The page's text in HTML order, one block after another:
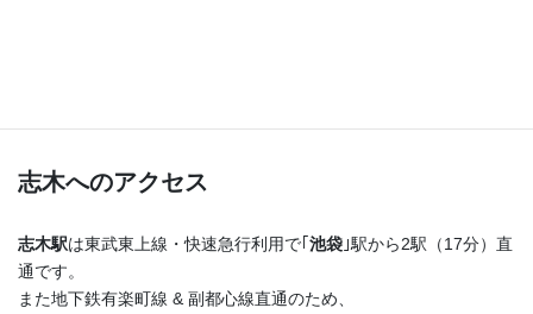
志木へのアクセス
志木駅は東武東上線・快速急行利用で｢ 池袋 ｣駅から2駅（17分）直
通です。
また地下鉄有楽町線 & 副都心線直通のため、